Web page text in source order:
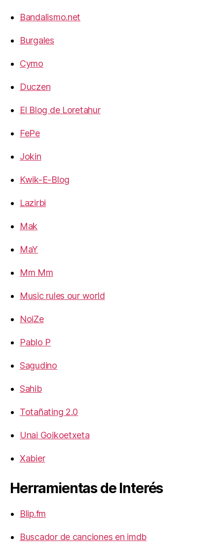
Bandalismo.net
Burgales
Cymo
Duczen
El Blog de Loretahur
FePe
Jokin
Kwik-E-Blog
Lazirbi
Mak
MaY
Mm Mm
Music rules our world
NoiZe
Pablo P
Sagudino
Sahib
Totañating 2.0
Unai Goikoetxeta
Xabier
Herramientas de Interés
Blip.fm
Buscador de canciones en imdb